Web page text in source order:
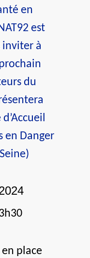
en
est
inviter à
du
en Danger
en place